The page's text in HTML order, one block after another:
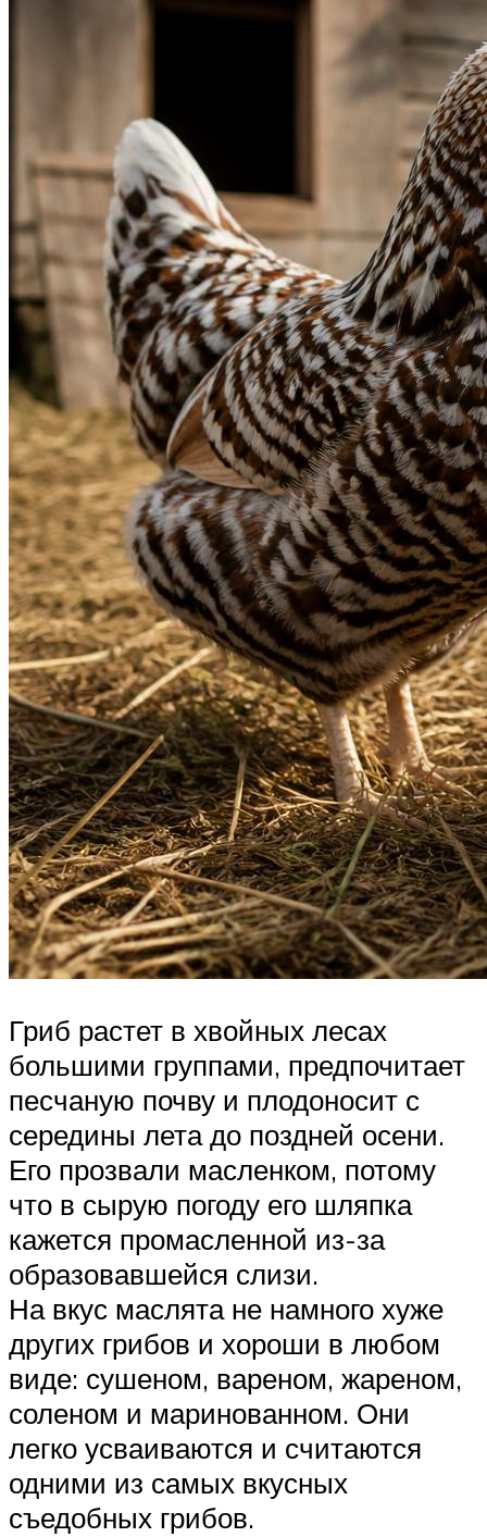
Гриб растет в хвойных лесах
большими группами, предпочитает
песчаную почву и плодоносит с
середины лета до поздней осени.
Его прозвали масленком, потому
что в сырую погоду его шляпка
кажется промасленной из-за
образовавшейся слизи.
На вкус маслята не намного хуже
других грибов и хороши в любом
виде: сушеном, вареном, жареном,
соленом и маринованном. Они
легко усваиваются и считаются
одними из самых вкусных
съедобных грибов.